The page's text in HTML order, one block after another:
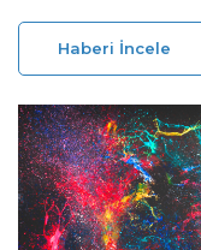
geçirilmesi
Değerlendirmesi
arasında yer alıyor.
Haberi İncele